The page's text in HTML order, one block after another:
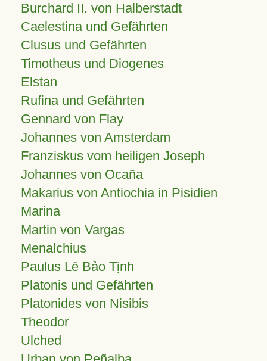
Burchard II. von Halberstadt
Caelestina und Gefährten
Clusus und Gefährten
Timotheus und Diogenes
Elstan
Rufina und Gefährten
Gennard von Flay
Johannes von Amsterdam
Franziskus vom heiligen Joseph
Johannes von Ocaña
Makarius von Antiochia in Pisidien
Marina
Martin von Vargas
Menalchius
Paulus Lê Bảo Tịnh
Platonis und Gefährten
Platonides von Nisibis
Theodor
Ulched